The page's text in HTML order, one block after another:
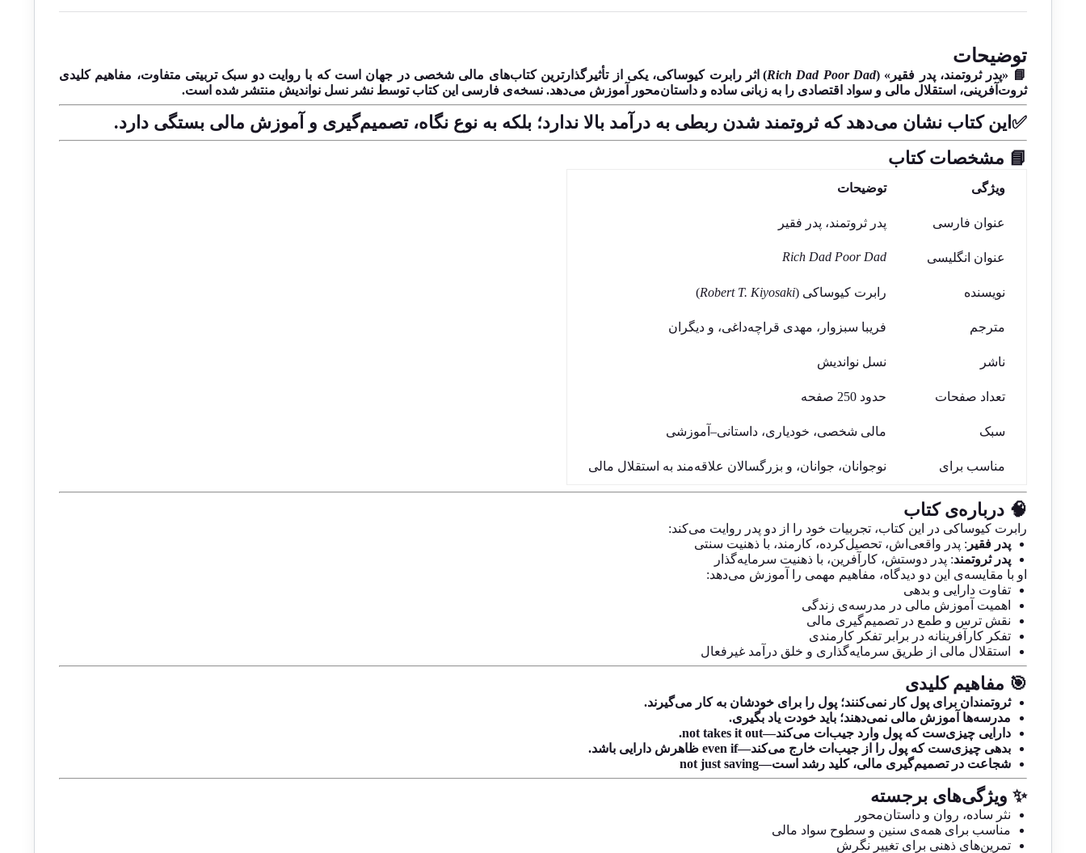
توضیحات
📘 «پدر ثروتمند، پدر فقیر» (Rich Dad Poor Dad) اثر رابرت کیوساکی، یکی از تأثیرگذارترین کتاب‌های مالی شخصی در جهان است که با روایت دو سبک تربیتی متفاوت، مفاهیم کلیدی
ثروت‌آفرینی، استقلال مالی و سواد اقتصادی را به زبانی ساده و داستان‌محور آموزش می‌دهد. نسخه‌ی فارسی این کتاب توسط نشر نسل نواندیش منتشر شده است.
✅ این کتاب نشان می‌دهد که ثروتمند شدن ربطی به درآمد بالا ندارد؛ بلکه به نوع نگاه، تصمیم‌گیری و آموزش مالی بستگی دارد.
📘 مشخصات کتاب
ویژگی توضیحات
عنوان فارسی پدر ثروتمند، پدر فقیر
عنوان انگلیسی Rich Dad Poor Dad
نویسنده رابرت کیوساکی (Robert T. Kiyosaki
)
مترجم فریبا سبزوار، مهدی قراچه‌داغی، و دیگران
ناشر نسل نواندیش
تعداد صفحات حدود 250 صفحه
سبک مالی شخصی، خودیاری، داستانی–آموزشی
مناسب برای نوجوانان، جوانان، و بزرگسالان علاقه‌مند به استقلال مالی
🧠 درباره‌ی کتاب
رابرت کیوساکی در این کتاب، تجربیات خود را از دو پدر روایت می‌کند:
پدر فقیر : پدر واقعی‌اش، تحصیل‌کرده، کارمند، با ذهنیت سنتی
پدر ثروتمند: پدر دوستش، کارآفرین، با ذهنیت سرمایه‌گذار
او با مقایسه‌ی این دو دیدگاه، مفاهیم مهمی را آموزش می‌دهد:
تفاوت دارایی و بدهی
اهمیت آموزش مالی در مدرسه‌ی زندگی
نقش ترس و طمع در تصمیم‌گیری مالی
تفکر کارآفرینانه در برابر تفکر کارمندی
استقلال مالی از طریق سرمایه‌گذاری و خلق درآمد غیرفعال
🎯 مفاهیم کلیدی
ثروتمندان برای پول کار نمی‌کنند؛ پول را برای خودشان به کار می‌گیرند.
مدرسه‌ها آموزش مالی نمی‌دهند؛ باید خودت یاد بگیری.
دارایی چیزی‌ست که پول وارد جیب‌ات می‌کند—not takes it out.
بدهی چیزی‌ست که پول را از جیب‌ات خارج می‌کند—even if ظاهرش دارایی باشد.
شجاعت در تصمیم‌گیری مالی، کلید رشد است—not just saving
✨ ویژگی‌های برجسته
نثر ساده، روان و داستان‌محور
مناسب برای همه‌ی سنین و سطوح سواد مالی
تمرین‌های ذهنی برای تغییر نگرش